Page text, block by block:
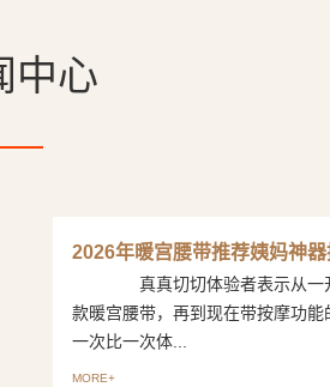
中心
2026年暖宫腰带推荐姨妈神
真真切切体验者表示从一开
款暖宫腰带，再到现在带按摩功能
一次比一次体...
MORE+